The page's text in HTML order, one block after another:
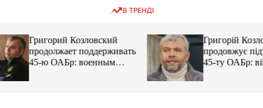
В ТРЕНДІ
Григорий Козловский
продолжает поддерживать
45-ю ОАБр: военным
Григорій
продовжує
45-ту ОАБр:
передали